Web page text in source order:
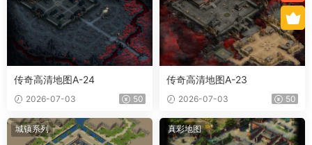
传奇高清地图A-24
2026-07-03 50
传奇高清地图A-23
2026-07-03 50
城镇系列 真彩地图